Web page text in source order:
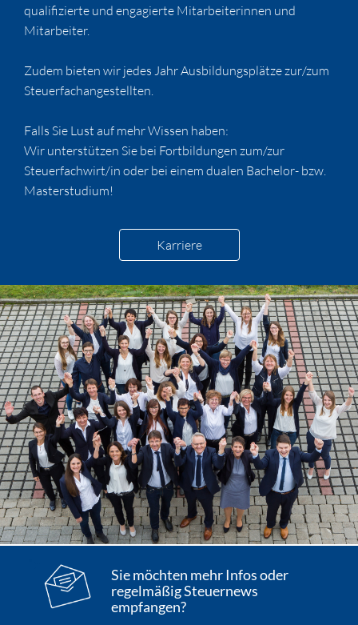
qualifizierte und engagierte Mitarbeiterinnen und
Mitarbeiter.
Zudem bieten wir jedes Jahr Ausbildungsplätze zur/zum
Steuerfachangestellten.
Falls Sie Lust auf mehr Wissen haben:
Wir unterstützen Sie bei Fortbildungen zum/zur
Steuerfachwirt/in oder bei einem dualen Bachelor- bzw.
Masterstudium!
Karriere
Sie möchten mehr Infos oder
regelmäßig Steuernews
empfangen?